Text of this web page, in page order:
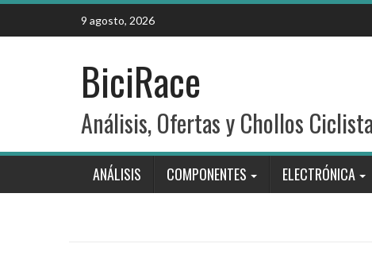
Skip
content
9 agosto, 2026
BiciRace
Análisis, Ofertas y Chollos
ANÁLISIS COMPONENTES ELECTRÓNICA